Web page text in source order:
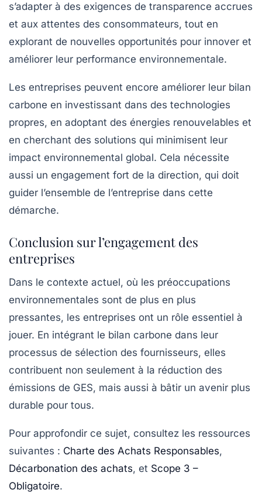
s’adapter à des exigences de transparence accrues
et aux attentes des consommateurs, tout en
explorant de nouvelles opportunités pour innover et
améliorer leur performance environnementale.
Les entreprises peuvent encore améliorer leur bilan
carbone en investissant dans des technologies
propres, en adoptant des énergies renouvelables et
en cherchant des solutions qui minimisent leur
impact environnemental global. Cela nécessite
aussi un engagement fort de la direction, qui doit
guider l’ensemble de l’entreprise dans cette
démarche.
Conclusion sur l’engagement des
entreprises
Dans le contexte actuel, où les préoccupations
environnementales sont de plus en plus
pressantes, les entreprises ont un rôle essentiel à
jouer. En intégrant le bilan carbone dans leur
processus de sélection des fournisseurs, elles
contribuent non seulement à la réduction des
émissions de GES, mais aussi à bâtir un avenir plus
durable pour tous.
Pour approfondir ce sujet, consultez les ressources
suivantes : Charte des Achats Responsables,
Décarbonation des achats, et Scope 3 –
Obligatoire.